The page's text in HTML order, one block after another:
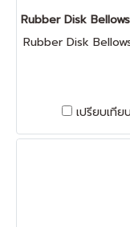
Rubber Disk
Rubber Disk
เปรียบเทียบ